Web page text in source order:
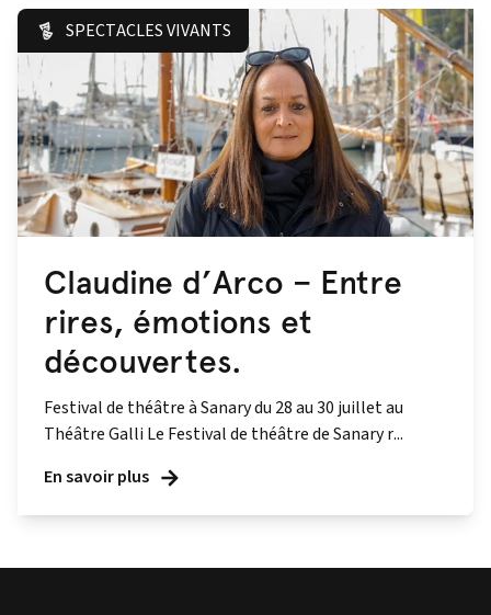
SPECTACLES VIVANTS
Claudine d’Arco – Entre
rires, émotions et
découvertes.
Festival de théâtre à Sanary du 28 au 30 juillet au
Théâtre Galli Le Festival de théâtre de Sanary r...
En savoir plus